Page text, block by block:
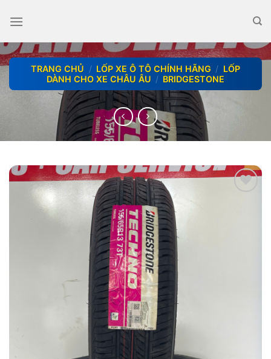
TRANG CHỦ / LỐP XE Ô TÔ CHÍNH HÃNG / LỐP
DÀNH CHO XE CHÂU ÂU / BRIDGESTONE